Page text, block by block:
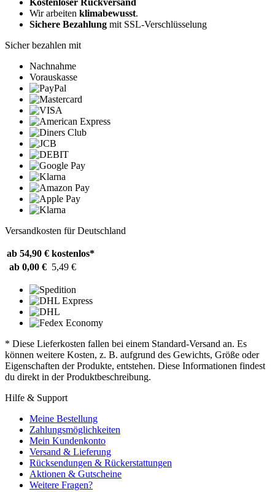
Kostenloser Rückversand
Wir arbeiten klimabewusst.
Sichere Bezahlung mit SSL-Verschlüsselung
Sicher bezahlen mit
Nachnahme
Vorauskasse
Versandkosten für Deutschland
ab 54,90 € kostenlos*
ab 0,00 € 5,49 €
* Diese Lieferkosten fallen bei einem Standard-Versand an. Es
können weitere Kosten, z. B. aufgrund des Gewichts, Größe oder
Eigenschaften der Produkte, entstehen. Diese Informationen findest
du direkt in der Produktbeschreibung.
Hilfe & Support
Meine Bestellung
Zahlungsmöglichkeiten
Mein Kundenkonto
Versand & Lieferung
Rücksendungen & Rückerstattungen
Aktionen & Gutscheine
Weitere Fragen?